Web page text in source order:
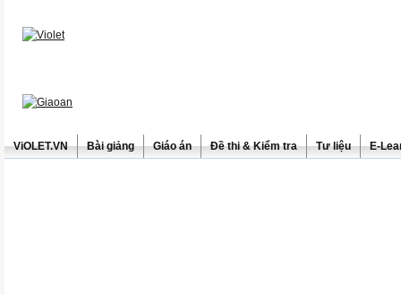
ViOLET.VN Bài giảng Giáo án Đề thi & Kiểm tra Tư liệu E-